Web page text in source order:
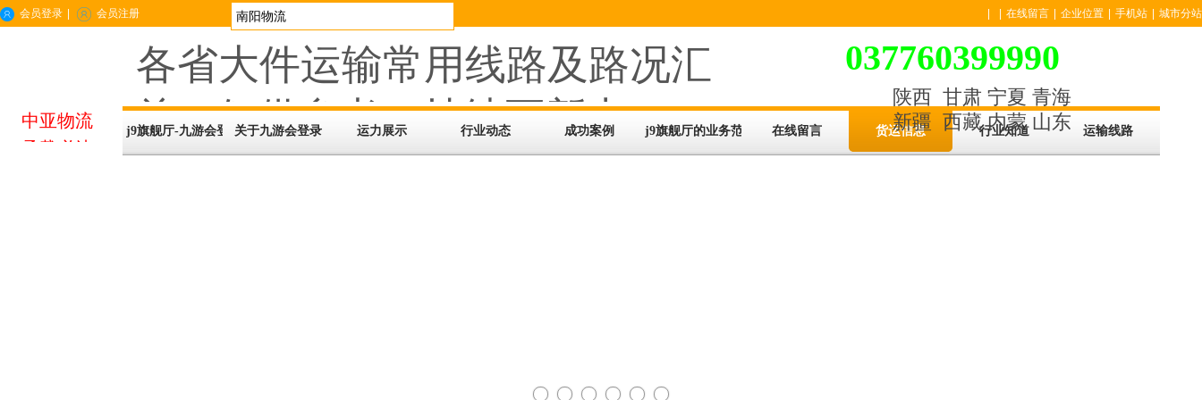
各省大件运输常用线路及路况汇
总（仅供参考，持续更新中）-j9
旗舰厅
中亚物流
承载必达
037760399990
陕西 甘肃 宁夏 青海
新疆 西藏 内蒙 山东
j9旗舰厅-九游会登录关于九游会登录 运力展示 行业动态 成功案例 j9旗舰厅的业务范围 在线留言 货运信息 行业知道 运输线路
会员登录 会员注册 在线留言 企业位置 手机站 城市分站